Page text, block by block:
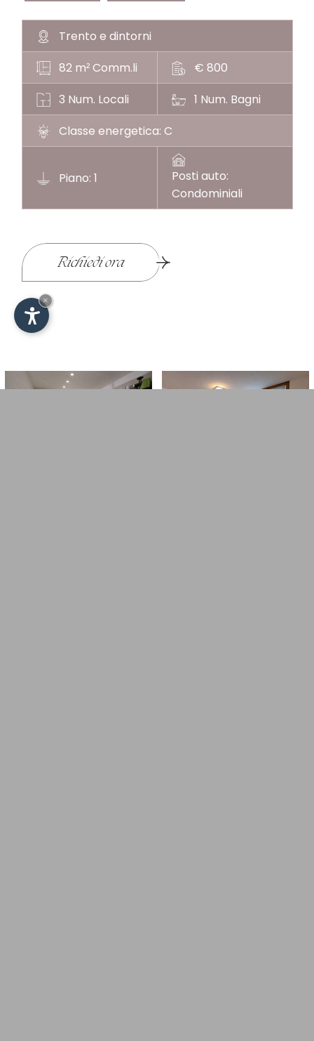
Trento e dintorni
82 m²Comm.li
€ 800
3 Num. Locali
1 Num. Bagni
Classe energetica: C
Piano: 1
Posti auto:
Condominiali
Richiedi ora
×